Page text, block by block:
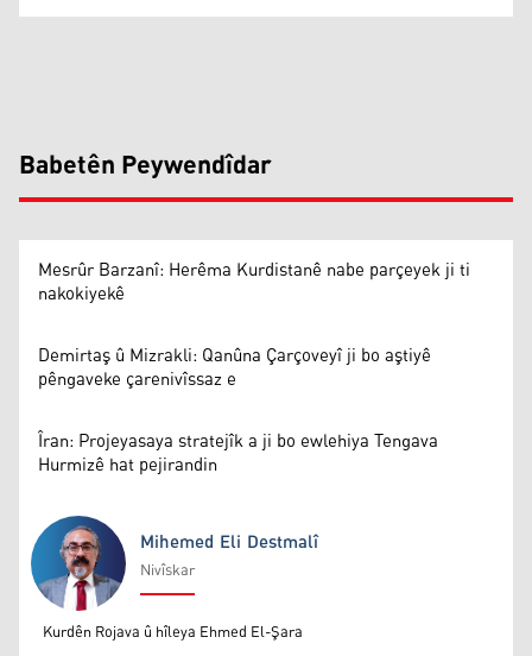
Babetên Peywendîdar
Mesrûr Barzanî: Herêma Kurdistanê nabe parçeyek ji ti
nakokiyekê
Demirtaş û Mizrakli: Qanûna Çarçoveyî ji bo aştiyê
pêngaveke çarenivîssaz e
Îran: Projeyasaya stratejîk a ji bo ewlehiya Tengava
Hurmizê hat pejirandin
Mihemed Eli Destmalî
Mihemed Eli Destmalî
Nivîskar
Kurdên Rojava û hîleya Ehmed El-Şara